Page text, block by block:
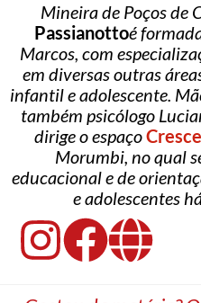
Mineira de Poços de
Passianottoé
Marcos, com
em diversas outras
infantil e adolescente.
também psicólogo
dirige o espaço
Morumbi, no qual
educacional e de
e adolescentes